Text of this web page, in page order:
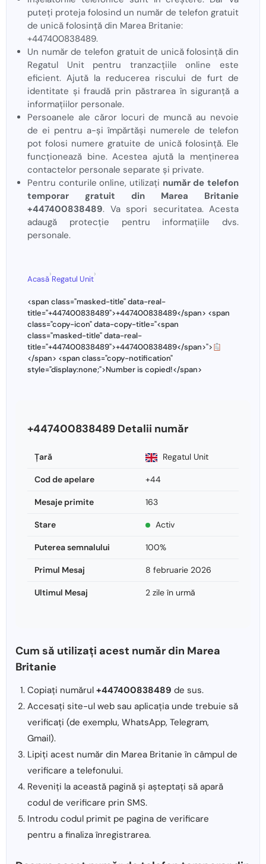
puteți proteja folosind un număr de telefon gratuit
de unică folosință din Marea Britanie:
+447400838489.
Un număr de telefon gratuit de unică folosință din
Regatul Unit pentru tranzacțiile online este
eficient. Ajută la reducerea riscului de furt de
identitate și fraudă prin păstrarea în siguranță a
informațiilor personale.
Persoanele ale căror locuri de muncă au nevoie
de ei pentru a-și împărtăși numerele de telefon
pot folosi numere gratuite de unică folosință. Ele
funcționează bine. Acestea ajută la menținerea
contactelor personale separate și private.
Pentru conturile online, utilizați număr de telefon
temporar gratuit din Marea Britanie
+447400838489. Va spori securitatea. Acesta
adaugă protecție pentru informațiile dvs.
personale.
Acasă
›
Regatul Unit
›
<span class="masked-title" data-real-
title="+447400838489">+447400838489</span> <span
class="copy-icon" data-copy-title="<span
class="masked-title" data-real-
title="+447400838489">+447400838489</span>">
</span> <span class="copy-notification"
style="display:none;">Number is copied!</span>
+447400838489 Detalii număr
Ţară Regatul Unit
Cod de apelare +44
Mesaje primite 163
Stare Activ
Puterea semnalului 100%
Primul Mesaj 8 februarie 2026
Ultimul Mesaj 2 zile în urmă
Cum să utilizați acest număr din Marea
Britanie
Copiați numărul +447400838489 de sus.
Accesați site-ul web sau aplicația unde trebuie să
verificați (de exemplu, WhatsApp, Telegram,
Gmail).
Lipiți acest număr din Marea Britanie în câmpul de
verificare a telefonului.
Reveniți la această pagină și așteptați să apară
codul de verificare prin SMS.
Introdu codul primit pe pagina de verificare
pentru a finaliza înregistrarea.